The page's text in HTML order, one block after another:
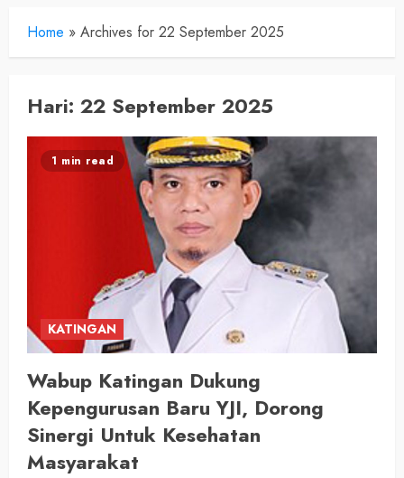
Home » Archives for 22 September 2025
Hari: 22 September 2025
1 min read
KATINGAN
Wabup Katingan Dukung
Kepengurusan Baru YJI, Dorong
Sinergi Untuk Kesehatan
Masyarakat